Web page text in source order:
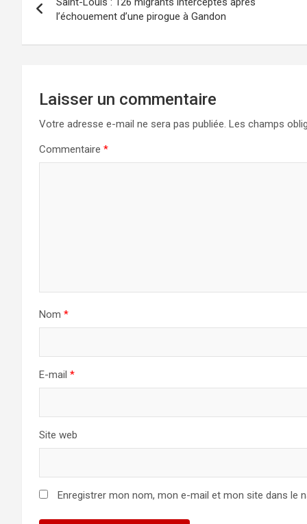
l’échouement d’une pirogue à Gandon
Laisser un commentaire
Votre adresse e-mail ne sera pas publiée. Les champs
Commentaire *
Nom *
E-mail *
Site web
Enregistrer mon nom, mon e-mail et mon site dans le